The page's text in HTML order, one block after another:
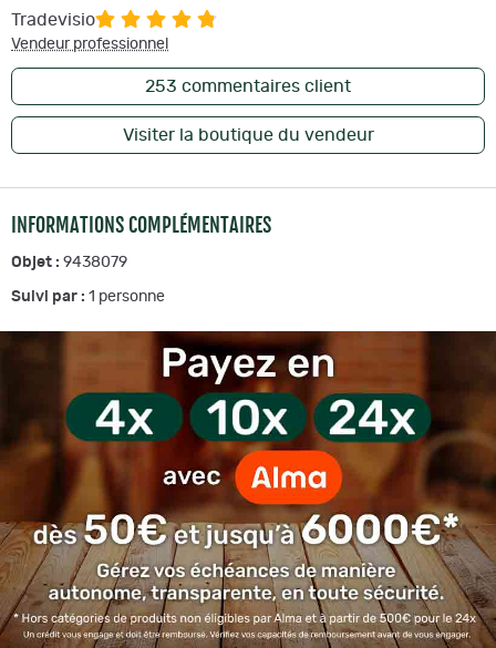
Tradevisio
Vendeur professionnel
253 commentaires client
Visiter la boutique du vendeur
INFORMATIONS COMPLÉMENTAIRES
Objet : 9438079
Suivi par : 1 personne